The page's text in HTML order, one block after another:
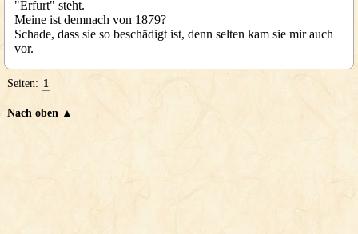
"Erfurt" steht.
Meine ist demnach von 1879?
Schade, dass sie so beschädigt ist, denn selten kam sie mir auch
vor.
Seiten: 1
Nach oben ▲